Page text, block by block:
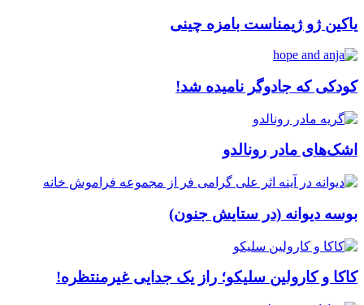
یاکین ژو ژیمناست بامزه چینی
کودکی که جادوگر نامیده شد!
اشک‌های مادر رونالدو
بوسه دیوانه (در ستایش جنون)
کاکا و کارولین سلیکو؛ راز یک جدایی غیرمنتظره!